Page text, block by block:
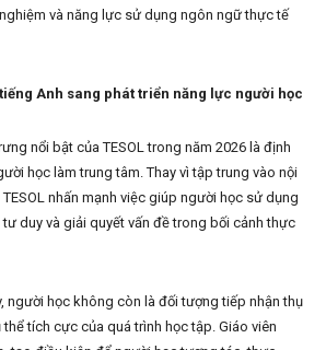
và năng lực sử dụng ngôn ngữ thực tế
tiếng Anh sang phát triển năng lực người học
nổi bật của TESOL trong năm 2026 là định
học làm trung tâm. Thay vì tập trung vào nội
nhấn mạnh việc giúp người học sử dụng
duy và giải quyết vấn đề trong bối cảnh thực
người học không còn là đối tượng tiếp nhận thụ
tích cực của quá trình học tập. Giáo viên